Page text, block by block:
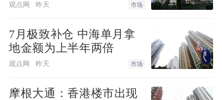
观点网 昨天 市场
7月极致补仓 中海单月拿
地金额为上半年两倍
观点网 昨天 市场
摩根大通：香港楼市出现